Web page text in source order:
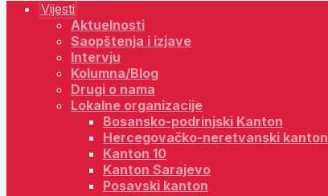
Vijesti
Aktuelnosti
Saopštenja i izjave
Intervju
Kolumna/Blog
Drugi o nama
Lokalne organizacije
Bosansko-podrinjski Kanton
Hercegovačko-neretvanski kanton
Kanton 10
Kanton Sarajevo
Posavski kanton